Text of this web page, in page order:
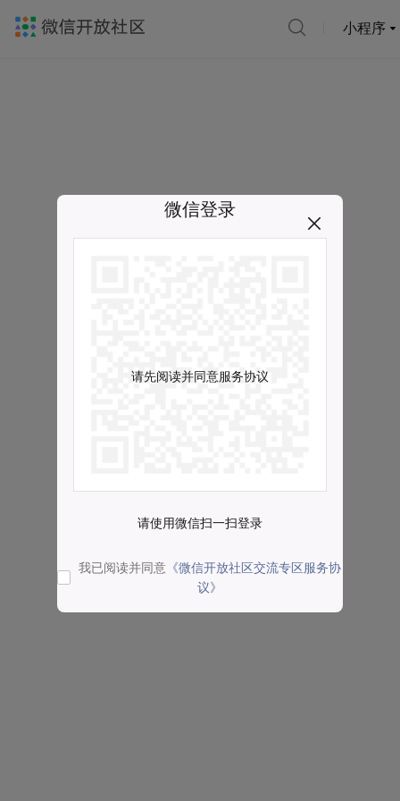
小程序
微信登录
请先阅读并同意服务协议
请使用微信扫一扫登录
我已阅读并同意 《微信开放社区交流专区服务协
议》